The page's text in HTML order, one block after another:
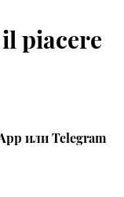
piacere
или Telegram